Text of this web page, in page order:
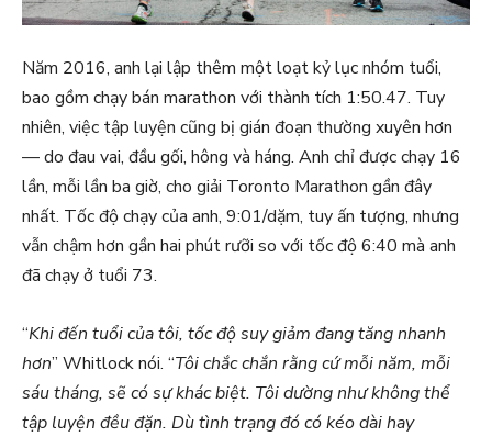
Năm 2016, anh lại lập thêm một loạt kỷ lục nhóm tuổi,
bao gồm chạy bán marathon với thành tích 1:50.47. Tuy
nhiên, việc tập luyện cũng bị gián đoạn thường xuyên hơn
— do đau vai, đầu gối, hông và háng. Anh chỉ được chạy 16
lần, mỗi lần ba giờ, cho giải Toronto Marathon gần đây
nhất. Tốc độ chạy của anh, 9:01/dặm, tuy ấn tượng, nhưng
vẫn chậm hơn gần hai phút rưỡi so với tốc độ 6:40 mà anh
đã chạy ở tuổi 73.
“Khi đến tuổi của tôi, tốc độ suy giảm đang tăng nhanh
hơn” Whitlock nói. “Tôi chắc chắn rằng cứ mỗi năm, mỗi
sáu tháng, sẽ có sự khác biệt. Tôi dường như không thể
tập luyện đều đặn. Dù tình trạng đó có kéo dài hay